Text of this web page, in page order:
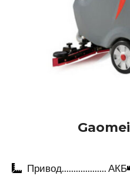
Gaomei
Привод................... АКБ